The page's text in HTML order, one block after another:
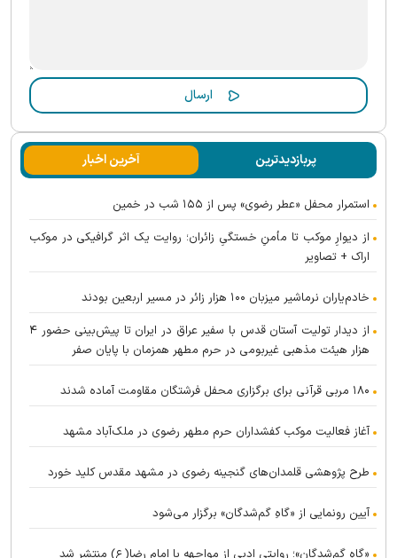
پربازدیدترین آخرین اخبار
استمرار محفل «عطر رضوی» پس از ۱۵۵ شب در خمین
از دیوارِ موکب تا مأمنِ خستگیِ زائران؛ روایت یک اثر گرافیکی در موکب
اراک + تصاویر
خادم‌یاران نرماشیر میزبان ۱۰۰ هزار زائر در مسیر اربعین بودند
از دیدار تولیت آستان قدس با سفیر عراق در ایران تا پیش‌بینی حضور ۴
هزار هیئت مذهبی غیربومی در حرم مطهر همزمان با پایان صفر
۱۸۰ مربی قرآنی برای برگزاری محفل فرشتگان مقاومت آماده شدند
آغاز فعالیت موکب کفشداران حرم مطهر رضوی در ملک‌آباد مشهد
طرح پژوهشی قلمدان‌های گنجینه رضوی در مشهد مقدس کلید خورد
آیین رونمایی از «گاهِ گم‌شدگان» برگزار می‌شود